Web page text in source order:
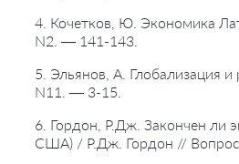
4. Кочетков, Ю. Экономика
N2. — 141-143.
5. Эльянов, А.
N11. — 3-15.
6. Гордон, Р.Дж. Закончен ли
США) / Р.Дж. Гордон //